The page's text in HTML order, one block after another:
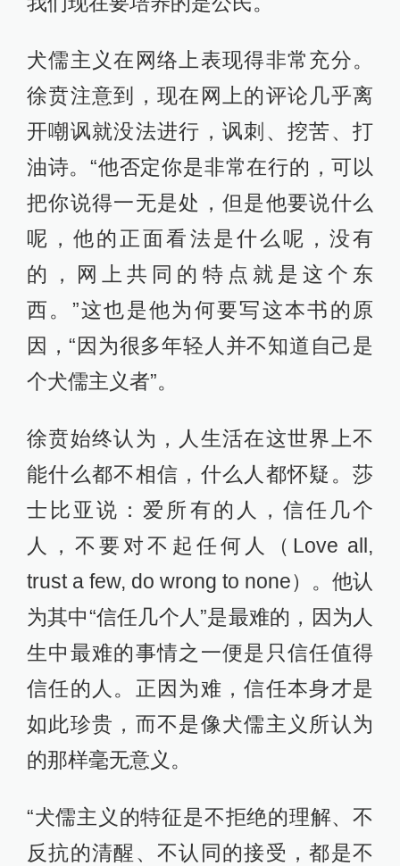
犬儒主义在网络上表现得非常充分。
徐贲注意到，现在网上的评论几乎离
开嘲讽就没法进行，讽刺、挖苦、打
油诗。“他否定你是非常在行的，可以
把你说得一无是处，但是他要说什么
呢，他的正面看法是什么呢，没有
的，网上共同的特点就是这个东
西。”这也是他为何要写这本书的原
因，“因为很多年轻人并不知道自己是
个犬儒主义者”。
徐贲始终认为，人生活在这世界上不
能什么都不相信，什么人都怀疑。莎
士比亚说：爱所有的人，信任几个
人，不要对不起任何人（Love all,
trust a few, do wrong to none）。他认
为其中“信任几个人”是最难的，因为人
生中最难的事情之一便是只信任值得
信任的人。正因为难，信任本身才是
如此珍贵，而不是像犬儒主义所认为
的那样毫无意义。
“犬儒主义的特征是不拒绝的理解、不
反抗的清醒、不认同的接受，都是不